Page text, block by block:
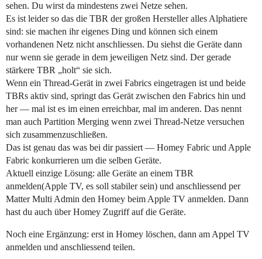
sehen. Du wirst da mindestens zwei Netze sehen.
Es ist leider so das die TBR der großen Hersteller alles Alphatiere
sind: sie machen ihr eigenes Ding und können sich einem
vorhandenen Netz nicht anschliessen. Du siehst die Geräte dann
nur wenn sie gerade in dem jeweiligen Netz sind. Der gerade
stärkere TBR „holt“ sie sich.
Wenn ein Thread-Gerät in zwei Fabrics eingetragen ist und beide
TBRs aktiv sind, springt das Gerät zwischen den Fabrics hin und
her — mal ist es im einen erreichbar, mal im anderen. Das nennt
man auch Partition Merging wenn zwei Thread-Netze versuchen
sich zusammenzuschließen.
Das ist genau das was bei dir passiert — Homey Fabric und Apple
Fabric konkurrieren um die selben Geräte.
Aktuell einzige Lösung: alle Geräte an einem TBR
anmelden(Apple TV, es soll stabiler sein) und anschliessend per
Matter Multi Admin den Homey beim Apple TV anmelden. Dann
hast du auch über Homey Zugriff auf die Geräte.
Noch eine Ergänzung: erst in Homey löschen, dann am Appel TV
anmelden und anschliessend teilen.